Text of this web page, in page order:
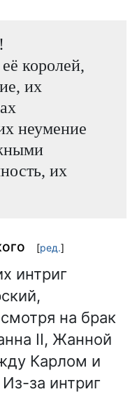
королей,
их
неумение
их
[ред.]
интриг
на брак
II, Жанной
Карлом и
за интриг